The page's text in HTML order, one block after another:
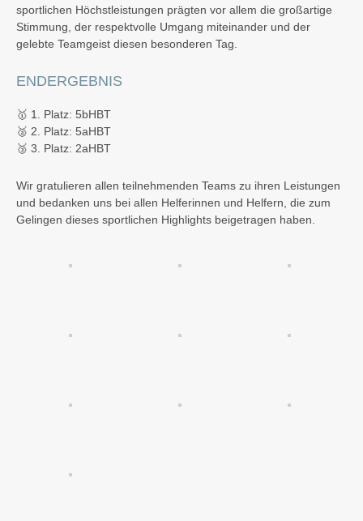
sportlichen Höchstleistungen prägten vor allem die großartige
Stimmung, der respektvolle Umgang miteinander und der
gelebte Teamgeist diesen besonderen Tag.
ENDERGEBNIS
🥇 1. Platz: 5bHBT
🥈 2. Platz: 5aHBT
🥉 3. Platz: 2aHBT
Wir gratulieren allen teilnehmenden Teams zu ihren Leistungen
und bedanken uns bei allen Helferinnen und Helfern, die zum
Gelingen dieses sportlichen Highlights beigetragen haben.